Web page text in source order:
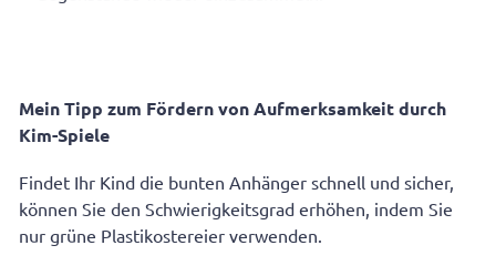
Mein Tipp zum Fördern von Aufmerksamkeit durch
Kim-Spiele
Findet Ihr Kind die bunten Anhänger schnell und sicher,
können Sie den Schwierigkeitsgrad erhöhen, indem Sie
nur grüne Plastikostereier verwenden.